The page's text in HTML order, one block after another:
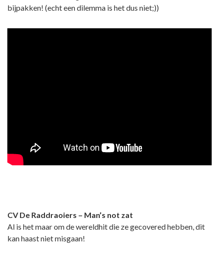
bijpakken! (echt een dilemma is het dus niet;))
CV De Raddraoiers – Man’s not zat
Al is het maar om de wereldhit die ze gecovered hebben, dit
kan haast niet misgaan!